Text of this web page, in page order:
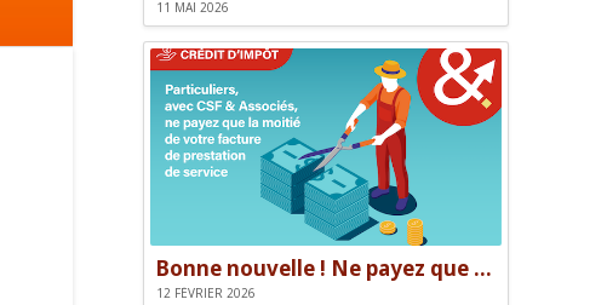
11 MAI 2026
Bonne nouvelle ! Ne payez que la moitié de votre facture.
12 FÉVRIER 2026